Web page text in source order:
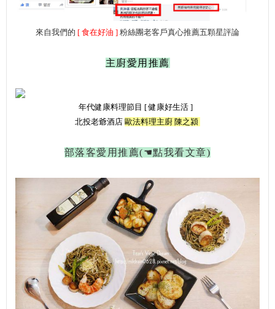
來自我們的 [ 食在好油 ] 粉絲團老客戶真心推薦五顆星評論
主廚愛用推薦
年代健康料理節目 [ 健康好生活 ]
北投老爺酒店 歐法料理主廚 陳之潁
部落客愛用推薦(☚點我看文章)